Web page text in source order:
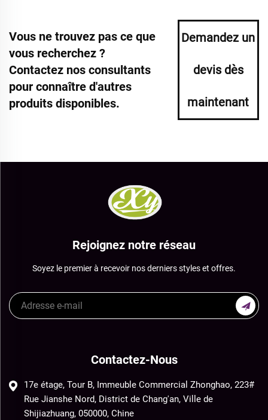
Vous ne trouvez pas ce que
vous recherchez ?
Contactez nos consultants
pour connaître d'autres
produits disponibles.
Demandez un
devis dès
maintenant
Rejoignez notre réseau
Soyez le premier à recevoir nos derniers styles et offres.
Contactez-Nous
17e étage, Tour B, Immeuble Commercial Zhonghao, 223#
Rue Jianshe Nord, District de Chang'an, Ville de
Shijiazhuang, 050000, Chine